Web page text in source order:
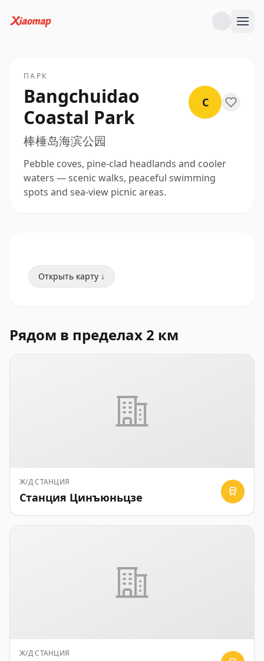
ПАРК
Bangchuidao
Coastal Park
棒棰岛海滨公园
C
Pebble coves, pine-clad headlands and cooler
waters — scenic walks, peaceful swimming
spots and sea-view picnic areas.
Открыть карту ↓
Рядом в пределах 2 км
Ж/Д СТАНЦИЯ
Станция Цинъюньцзе
Ж/Д СТАНЦИЯ